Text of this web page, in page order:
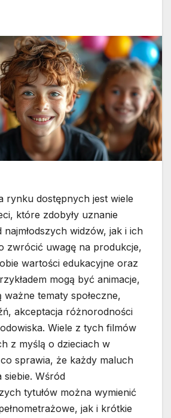
rynku dostępnych jest wiele
które zdobyły uznanie
widzów, jak i ich
zwrócić uwagę na produkcje,
wartości edukacyjne oraz
mogą być animacje,
tematy społeczne,
akceptacja różnorodności
Wiele z tych filmów
z myślą o dzieciach w
sprawia, że każdy maluch
siebie. Wśród
tytułów można wymienić
jak i krótkie